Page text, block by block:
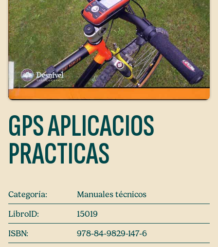
GPS APLICACIOS
PRACTICAS
Categoría:
Manuales técnicos
LibroID:
15019
ISBN:
978-84-9829-147-6